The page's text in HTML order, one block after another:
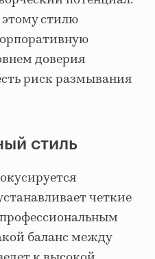
стилю
доверия
риск размывания
стиль
четкие
баланс между